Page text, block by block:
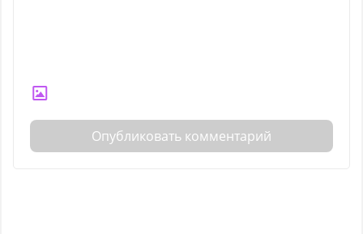
Опубликовать комментарий